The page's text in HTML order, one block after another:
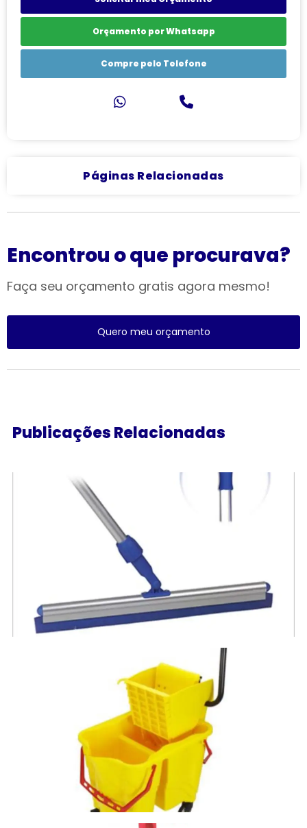
Orçamento por Whatsapp
Compre pelo Telefone
Páginas Relacionadas
Encontrou o que procurava?
Faça seu orçamento gratis agora mesmo!
Quero meu orçamento
Publicações Relacionadas